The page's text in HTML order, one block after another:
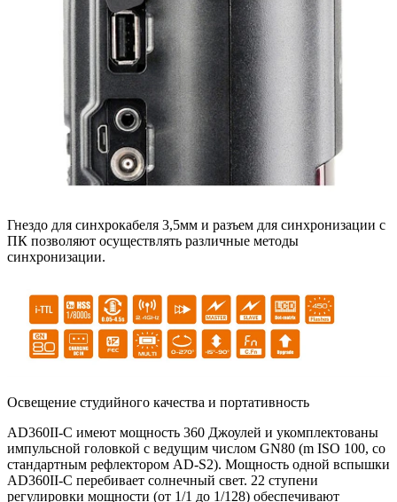
Гнездо для синхрокабеля 3,5мм и разъем для синхронизации с
ПК позволяют осуществлять различные методы
синхронизации.
Освещение студийного качества и портативность
AD360II-С имеют мощность 360 Джоулей и укомплектованы
импульсной головкой с ведущим числом GN80 (m ISO 100, со
стандартным рефлектором AD-S2). Мощность одной вспышки
AD360II-С перебивает солнечный свет. 22 ступени
регулировки мощности (от 1/1 до 1/128) обеспечивают